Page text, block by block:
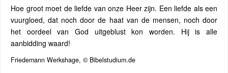
Hoe groot moet de liefde van onze Heer zijn. Een liefde als een
vuurgloed, dat noch door de haat van de mensen, noch door
het oordeel van God uitgeblust kon worden. Hij is alle
aanbidding waard!
Friedemann Werkshage, © Bibelstudium.de